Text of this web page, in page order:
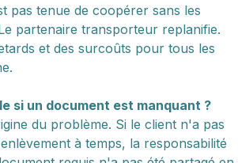
pas tenue de coopérer sans les
partenaire transporteur replanifie.
et des surcoûts pour tous les
si un document est manquant ?
du problème. Si le client n'a pas
à temps, la responsabilité